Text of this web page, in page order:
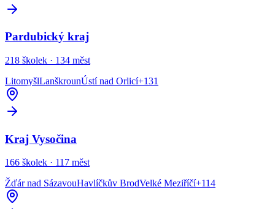
Pardubický kraj
218 školek · 134 měst
LitomyšlLanškrounÚstí nad Orlicí+131
Kraj Vysočina
166 školek · 117 měst
Žďár nad SázavouHavlíčkův BrodVelké Meziříčí+114